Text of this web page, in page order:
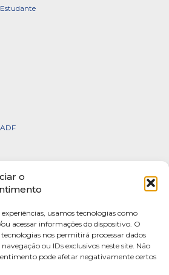
o
usamos tecnologias como
acessar informações do dispositivo. O
nos permitirá processar dados
ou IDs exclusivos neste site. Não
pode afetar negativamente certos